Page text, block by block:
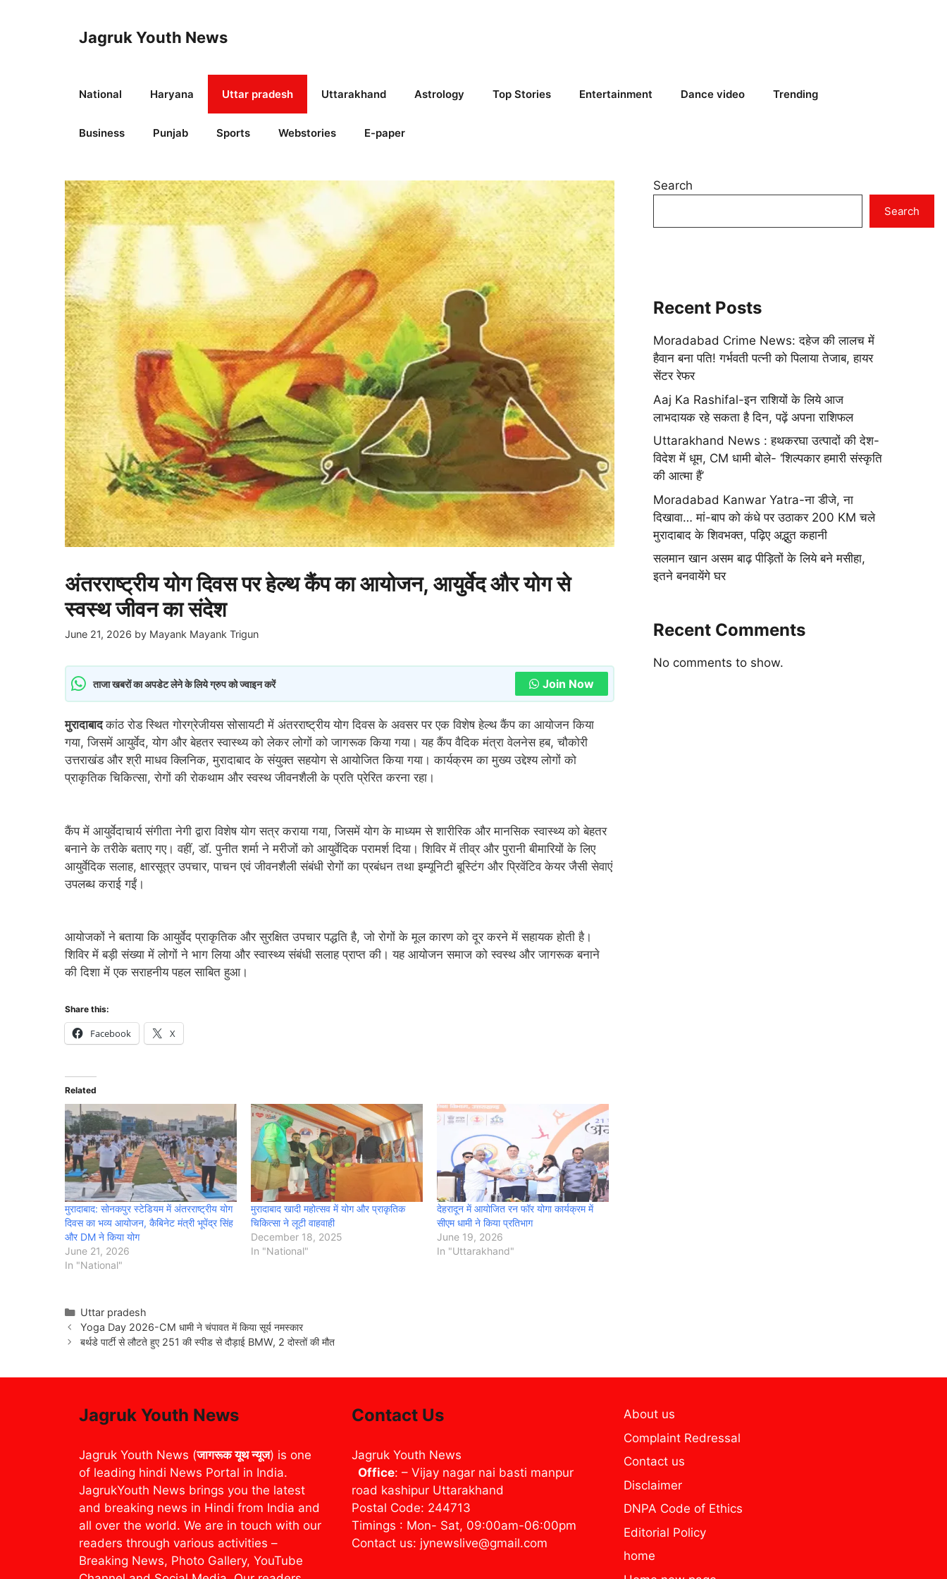
Jagruk Youth News
National Haryana Uttar pradesh Uttarakhand Astrology Top Stories Entertainment Dance video Trending
Business Punjab Sports Webstories E-paper
अंतरराष्ट्रीय योग दिवस पर हेल्थ कैंप का आयोजन, आयुर्वेद और योग से
स्वस्थ जीवन का संदेश
June 21, 2026 by Mayank Mayank Trigun
ताजा खबरों का अपडेट लेने के लिये ग्रुप को ज्वाइन करें Join Now
मुरादाबादकांठ रोड स्थित गोरग्रेजीयस सोसायटी में अंतरराष्ट्रीय योग दिवस के अवसर पर एक विशेष हेल्थ कैंप का आयोजन किया
गया, जिसमें आयुर्वेद, योग और बेहतर स्वास्थ्य को लेकर लोगों को जागरूक किया गया। यह कैंप वैदिक मंत्रा वेलनेस हब, चौकोरी
उत्तराखंड और श्री माधव क्लिनिक, मुरादाबाद के संयुक्त सहयोग से आयोजित किया गया। कार्यक्रम का मुख्य उद्देश्य लोगों को
प्राकृतिक चिकित्सा, रोगों की रोकथाम और स्वस्थ जीवनशैली के प्रति प्रेरित करना रहा।
कैंप में आयुर्वेदाचार्य संगीता नेगी द्वारा विशेष योग सत्र कराया गया, जिसमें योग के माध्यम से शारीरिक और मानसिक स्वास्थ्य को बेहतर
बनाने के तरीके बताए गए। वहीं, डॉ. पुनीत शर्मा ने मरीजों को आयुर्वेदिक परामर्श दिया। शिविर में तीव्र और पुरानी बीमारियों के लिए
आयुर्वेदिक सलाह, क्षारसूत्र उपचार, पाचन एवं जीवनशैली संबंधी रोगों का प्रबंधन तथा इम्यूनिटी बूस्टिंग और प्रिवेंटिव केयर जैसी सेवाएं
उपलब्ध कराई गईं।
आयोजकों ने बताया कि आयुर्वेद प्राकृतिक और सुरक्षित उपचार पद्धति है, जो रोगों के मूल कारण को दूर करने में सहायक होती है।
शिविर में बड़ी संख्या में लोगों ने भाग लिया और स्वास्थ्य संबंधी सलाह प्राप्त की। यह आयोजन समाज को स्वस्थ और जागरूक बनाने
की दिशा में एक सराहनीय पहल साबित हुआ।
Share this:
Facebook X
Related
मुरादाबाद: सोनकपुर स्टेडियम में अंतरराष्ट्रीय योग
दिवस का भव्य आयोजन, कैबिनेट मंत्री भूपेंद्र सिंह
और DM ने किया योग
June 21, 2026
In "National"
मुरादाबाद खादी महोत्सव में योग और प्राकृतिक
चिकित्सा ने लूटी वाहवाही
December 18, 2025
In "National"
देहरादून में आयोजित रन फॉर योगा कार्यक्रम में
सीएम धामी ने किया प्रतिभाग
June 19, 2026
In "Uttarakhand"
Categories
Uttar pradesh
Yoga Day 2026-CM धामी ने चंपावत में किया सूर्य नमस्कार
बर्थडे पार्टी से लौटते हुए 251 की स्पीड से दौड़ाई BMW, 2 दोस्तों की मौत
Search
Search
Recent Posts
Moradabad Crime News: दहेज की लालच में
हैवान बना पति! गर्भवती पत्नी को पिलाया तेजाब, हायर
सेंटर रेफर
Aaj Ka Rashifal-इन राशियों के लिये आज
लाभदायक रहे सकता है दिन, पढ़ें अपना राशिफल
Uttarakhand News : हथकरघा उत्पादों की देश-
विदेश में धूम, CM धामी बोले- ‘शिल्पकार हमारी संस्कृति
की आत्मा हैं’
Moradabad Kanwar Yatra-ना डीजे, ना
दिखावा… मां-बाप को कंधे पर उठाकर 200 KM चले
मुरादाबाद के शिवभक्त, पढ़िए अद्भुत कहानी
सलमान खान असम बाढ़ पीड़ितों के लिये बने मसीहा,
इतने बनवायेंगे घर
Recent Comments
No comments to show.
Jagruk Youth News
Jagruk Youth News (जागरूक यूथ न्यूज) is one
of leading hindi News Portal in India.
JagrukYouth News brings you the latest
and breaking news in Hindi from India and
all over the world. We are in touch with our
readers through various activities –
Breaking News, Photo Gallery, YouTube
Contact Us
Jagruk Youth News
Office: – Vijay nagar nai basti manpur
road kashipur Uttarakhand
Postal Code: 244713
Timings : Mon- Sat, 09:00am-06:00pm
Contact us: jynewslive@gmail.com
About us
Complaint Redressal
Contact us
Disclaimer
DNPA Code of Ethics
Editorial Policy
home